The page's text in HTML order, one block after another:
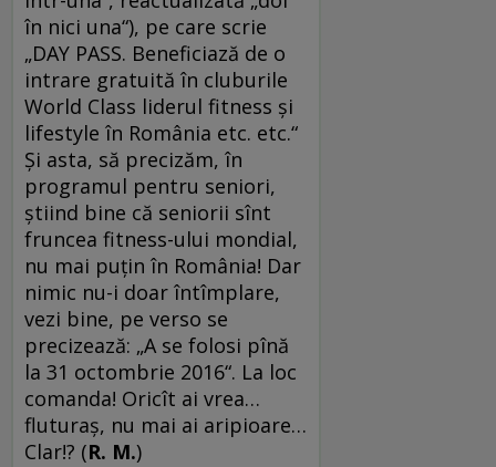
în nici una“), pe care scrie
„DAY PASS. Beneficiază de o
intrare gratuită în cluburile
World Class liderul fitness și
lifestyle în România etc. etc.“
Și asta, să precizăm, în
programul pentru seniori,
știind bine că seniorii sînt
fruncea fitness-ului mondial,
nu mai puțin în România! Dar
nimic nu-i doar întîmplare,
vezi bine, pe verso se
precizează: „A se folosi pînă
la 31 octombrie 2016“. La loc
comanda! Oricît ai vrea…
fluturaș, nu mai ai aripioare…
Clar!? (R. M.)